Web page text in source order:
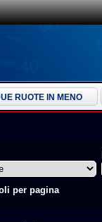
RUOTE IN MENO
per pagina